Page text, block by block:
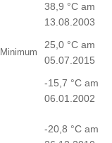
38,9 °C am
13.08.2003
Minimum
25,0 °C am
05.07.2015
-15,7 °C am
06.01.2002
-20,8 °C am